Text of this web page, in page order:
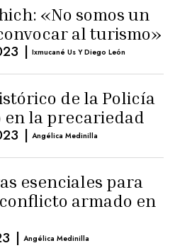
«No somos un
al turismo»
| Ixmucané Us Y Diego León
de la Policía
en la precariedad
| Angélica Medinilla
esenciales para
armado en
| Angélica Medinilla